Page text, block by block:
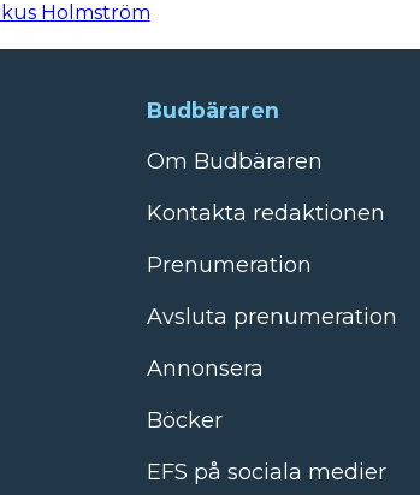
Holmström
Budbäraren
Om Budbäraren
Kontakta redaktionen
Prenumeration
Avsluta prenumeration
Annonsera
Böcker
EFS på sociala medier